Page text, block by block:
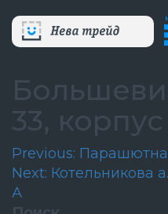
33,
Навигация
по
записям
Previous:
Next: Котельникова
А